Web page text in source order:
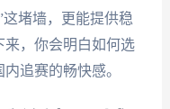
堵墙，更能提供稳
来，你会明白如何选
追赛的畅快感。